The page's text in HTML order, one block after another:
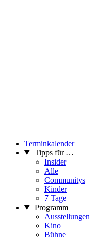
Terminkalender
Tipps für …
Insider
Alle
Communitys
Kinder
7 Tage
Programm
Ausstellungen
Kino
Bühne